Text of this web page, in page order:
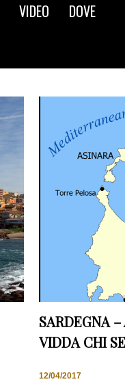
VIDEO
DOVE
SARDEGNA
VIDDA CHI
12/04/2017